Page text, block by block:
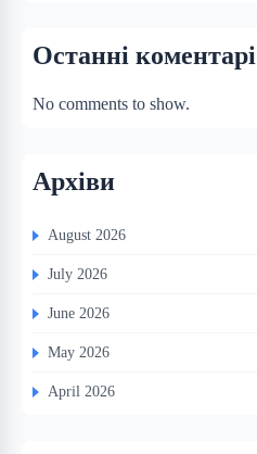
Останні коментарі
No comments to show.
Архіви
August 2026
July 2026
June 2026
May 2026
April 2026